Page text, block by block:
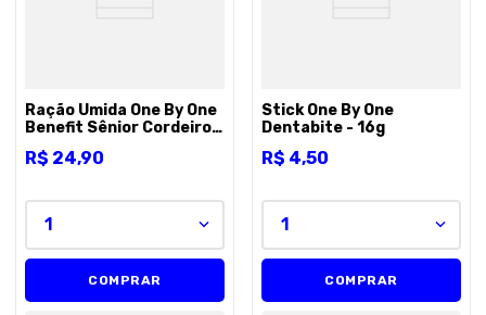
Ração Ùmida One By One
Benefit Sênior Cordeiro
R$ 24,90
1
COMPRAR
Stick One By One
Dentabite - 16g
R$ 4,50
1
COMPRAR